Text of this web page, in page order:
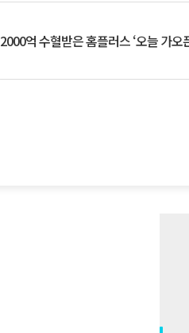
2000억 수혈받은 홈플러스 ‘오늘 가오